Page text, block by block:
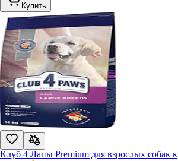
Купить
Клуб 4 Лапы Premium для взрослых собак